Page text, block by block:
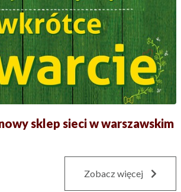
sklep sieci w warszawskim
Zobacz więcej